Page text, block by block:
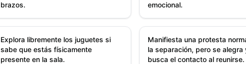
brazos.
emocional.
Explora libremente los juguetes si
sabe que estás físicamente
presente en la sala.
Manifiesta una protesta
la separación, pero se alegra
busca el contacto al reunirse.